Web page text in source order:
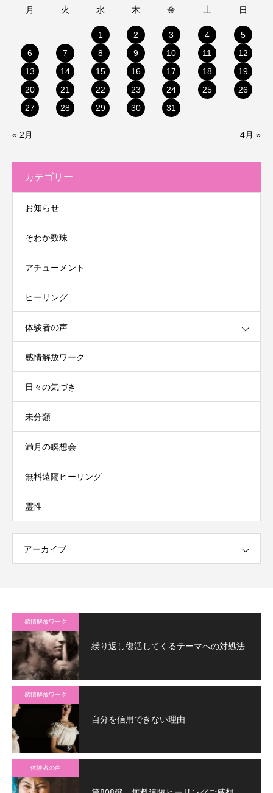
月 火 水 木 金 土 日
1 2 3 4
5
6
7 8 9 10 11
12
13
14 15 16 17 18
19
20
21 22 23 24 25
26
27
28 29 30 31
« 2月 4月 »
カテゴリー
お知らせ
そわか数珠
アチューメント
ヒーリング
体験者の声
感情解放ワーク
日々の気づき
未分類
満月の瞑想会
無料遠隔ヒーリング
霊性
アーカイブ
感情解放ワーク
繰り返し復活してくるテーマへの対処法
感情解放ワーク
自分を信用できない理由
体験者の声